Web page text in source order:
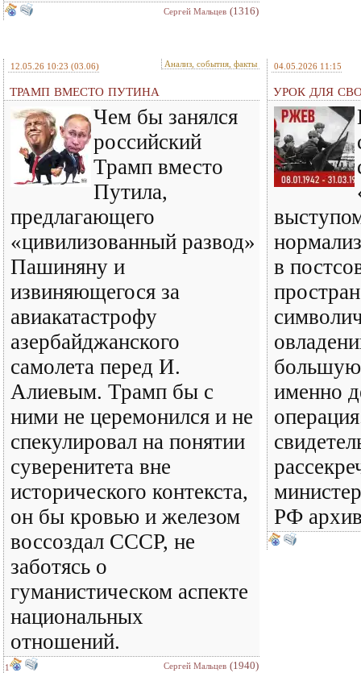
Сергей Мальцев (1316)
12.05.26 10:23 (03.06) Анализ, события, факты
ТРАМП ВМЕСТО ПУТИНА
Чем бы занялся
российский
Трамп вместо
Путила,
предлагающего
«цивилизованный развод»
Пашиняну и
извиняющегося за
авиакатастрофу
азербайджанского
самолета перед И.
Алиевым. Трамп бы с
ними не церемонился и не
спекулировал на понятии
суверенитета вне
исторического контекста,
он бы кровью и железом
воссоздал СССР, не
заботясь о
гуманистическом аспекте
национальных
отношений.
1 Сергей Мальцев (1940)
04.05.2026 11:15
УРОК ДЛЯ
в
большую
именно
РФ